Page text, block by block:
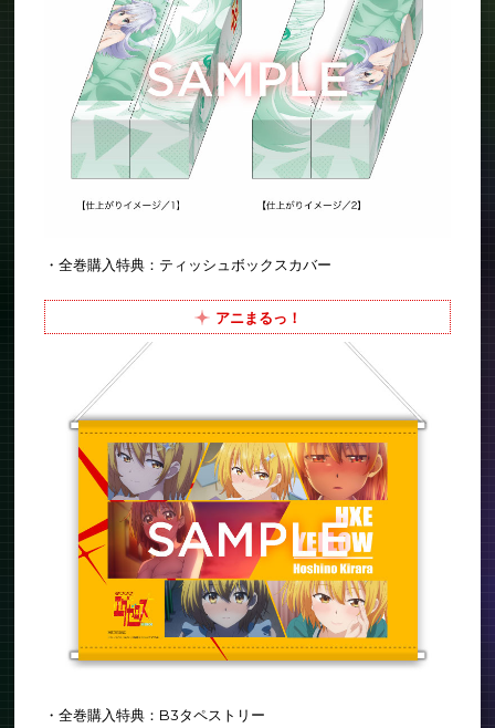
・全巻購入特典：ティッシュボックスカバー
アニまるっ！
・全巻購入特典：B3タペストリー